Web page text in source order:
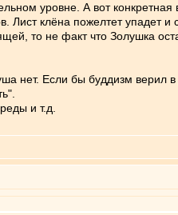
уровне. А вот
клёна пожелтет упадет
то не факт что Золушка
нет. Если бы буддизм верил
и т.д.